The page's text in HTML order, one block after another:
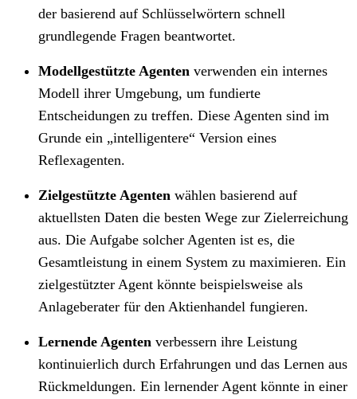
der basierend auf Schlüsselwörtern schnell
grundlegende Fragen beantwortet.
Modellgestützte Agenten verwenden ein internes
Modell ihrer Umgebung, um fundierte
Entscheidungen zu treffen. Diese Agenten sind im
Grunde ein „intelligentere“ Version eines
Reflexagenten.
Zielgestützte Agenten wählen basierend auf
aktuellsten Daten die besten Wege zur Zielerreichung
aus. Die Aufgabe solcher Agenten ist es, die
Gesamtleistung in einem System zu maximieren. Ein
zielgestützter Agent könnte beispielsweise als
Anlageberater für den Aktienhandel fungieren.
Lernende Agenten verbessern ihre Leistung
kontinuierlich durch Erfahrungen und das Lernen aus
Rückmeldungen. Ein lernender Agent könnte in einer